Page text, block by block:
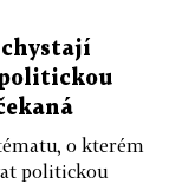
chystají
o kterém
politickou